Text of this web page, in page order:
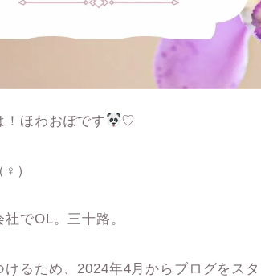
！ほわおぽです ♡
）
でOL。三十路。
けるため、2024年4月からブログをスタ